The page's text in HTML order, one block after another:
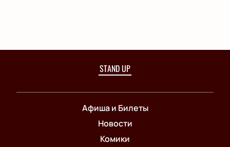
STAND UP
Афиша и Билеты
Новости
Комики